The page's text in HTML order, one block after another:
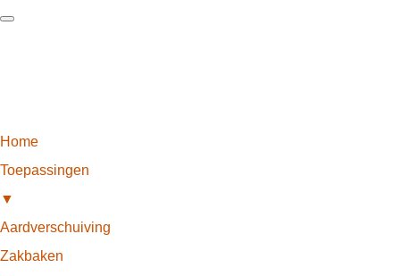
Home
Toepassingen
▼
Aardverschuiving
Zakbaken